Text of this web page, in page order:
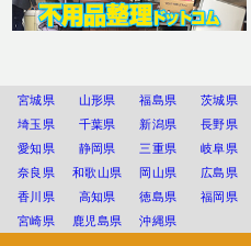
宮城県 山形県 福島県
茨城県
埼玉県 千葉県 新潟県
長野県
愛知県 静岡県 三重県
岐阜県
奈良県 和歌山県 岡山県
広島県
香川県 高知県 徳島県
福岡県
宮崎県 鹿児島県 沖縄県